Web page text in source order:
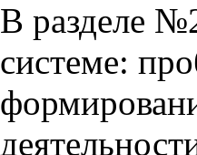
В разделе
системе: